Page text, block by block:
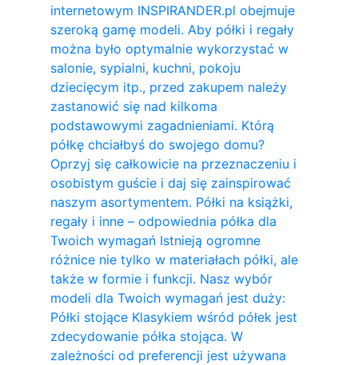
internetowym INSPIRANDER.pl obejmuje
szeroką gamę modeli. Aby półki i regały
można było optymalnie wykorzystać w
salonie, sypialni, kuchni, pokoju
dziecięcym itp., przed zakupem należy
zastanowić się nad kilkoma
podstawowymi zagadnieniami. Którą
półkę chciałbyś do swojego domu?
Oprzyj się całkowicie na przeznaczeniu i
osobistym guście i daj się zainspirować
naszym asortymentem. Półki na książki,
regały i inne – odpowiednia półka dla
Twoich wymagań Istnieją ogromne
różnice nie tylko w materiałach półki, ale
także w formie i funkcji. Nasz wybór
modeli dla Twoich wymagań jest duży:
Półki stojące Klasykiem wśród półek jest
zdecydowanie półka stojąca. W
zależności od preferencji jest używana